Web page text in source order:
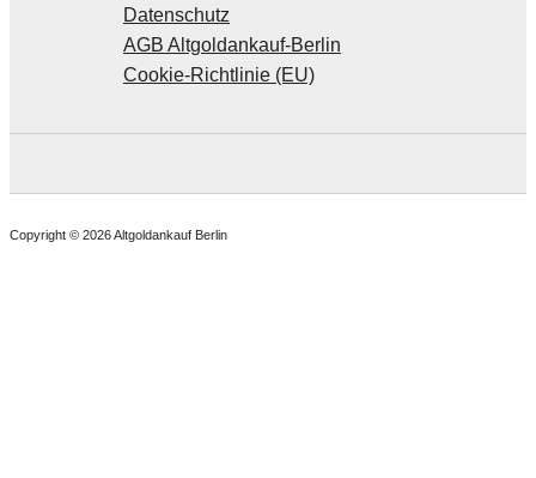
Datenschutz
AGB Altgoldankauf-Berlin
Cookie-Richtlinie (EU)
Copyright © 2026 Altgoldankauf Berlin